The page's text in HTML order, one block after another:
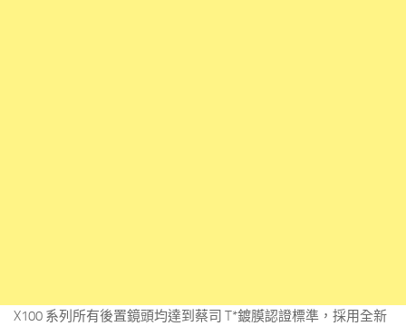
X100 系列所有後置鏡頭均達到蔡司 T*鍍膜認證標準，採用全新